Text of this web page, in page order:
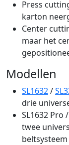
Press
karton
Center
maar het
Modellen
SL1632/
drie
SL1632 Pro
twee
beltsysteem